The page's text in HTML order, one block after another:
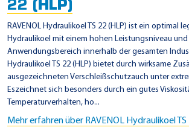
22 (HLP)
RAVENOL Hydraulikoel TS 22 (HLP) ist ein optimal
Hydraulikoel mit einem hohen Leistungsniveau
Anwendungsbereich innerhalb der gesamten
Hydraulikoel TS 22 (HLP) bietet durch wirksame
ausgezeichneten Verschleißschutzauch unter
Eszeichnet sich besonders durch ein gutes
Temperaturverhalten, ho...
Mehr erfahren über RAVENOL Hydraulikoel